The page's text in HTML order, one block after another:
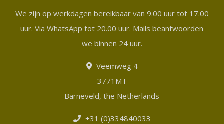
We zijn op werkdagen bereikbaar van 9.00 uur tot 17.00
uur. Via WhatsApp tot 20.00 uur. Mails beantwoorden
we binnen 24 uur.
Veemweg 4
3771MT
Barneveld, the Netherlands
+31 (0)334840033